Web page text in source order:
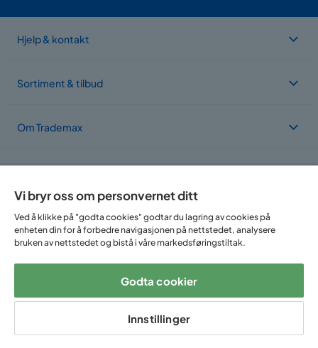
Hjelp & kontakt
Sortiment & tilbud
Om Trademax
Følg oss på:
Vi bryr oss om personvernet ditt
Ved å klikke på "godta cookies" godtar du lagring av cookies på
enheten din for å forbedre navigasjonen på nettstedet, analysere
bruken av nettstedet og bistå i våre markedsføringstiltak.
Godta cookier
Innstillinger